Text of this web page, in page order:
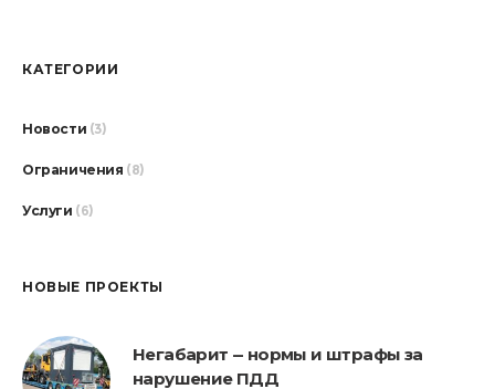
КАТЕГОРИИ
Новости (3)
Ограничения (8)
Услуги (6)
НОВЫЕ ПРОЕКТЫ
Негабарит — нормы и штрафы за
нарушение ПДД